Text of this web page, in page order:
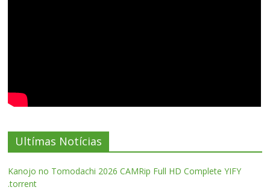
Ultímas Notícias
Kanojo no Tomodachi 2026 CAMRip Full HD Complete YIFY
.torrent